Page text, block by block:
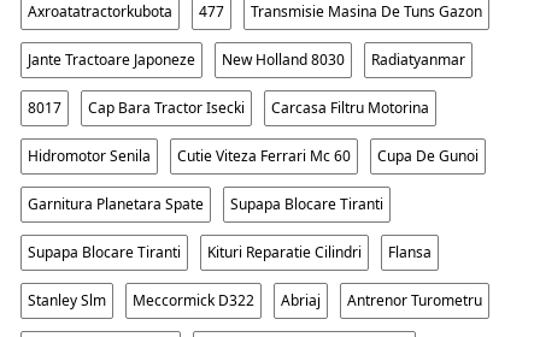
Axroatatractorkubota 477 Transmisie Masina De Tuns Gazon
Jante Tractoare Japoneze New Holland 8030 Radiatyanmar
8017 Cap Bara Tractor Isecki Carcasa Filtru Motorina
Hidromotor Senila Cutie Viteza Ferrari Mc 60 Cupa De Gunoi
Garnitura Planetara Spate Supapa Blocare Tiranti
Supapa Blocare Tiranti Kituri Reparatie Cilindri Flansa
Stanley Slm Meccormick D322 Abriaj Antrenor Turometru